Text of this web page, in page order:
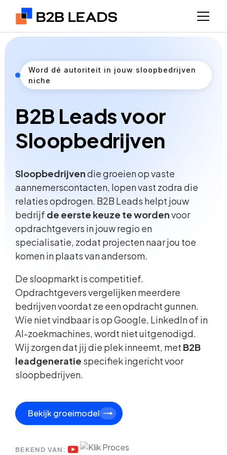
Word dé autoriteit in jouw sloopbedrijven
niche
B2B Leads voor
Sloopbedrijven
Sloopbedrijvendie groeien op vaste
aannemerscontacten, lopen vast zodra die
relaties opdrogen. B2B Leads helpt jouw
bedrijf de eerste keuze te wordenvoor
opdrachtgevers in jouw regio en
specialisatie, zodat projecten naar jou toe
komen in plaats van andersom.
De sloopmarkt is competitief.
Opdrachtgevers vergelijken meerdere
bedrijven voordat ze een opdracht gunnen.
Wie niet vindbaar is op Google, LinkedIn of in
AI-zoekmachines, wordt niet uitgenodigd.
Wij zorgen dat jij die plek inneemt, met B2B
leadgeneratie specifiek ingericht voor
sloopbedrijven.
Bekijk groeimodel
BEKEND VAN: